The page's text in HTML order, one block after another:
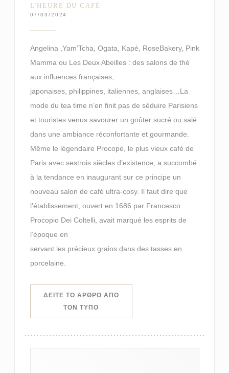
L'HEURE DU CAFÉ
07/03/2024
Angelina ,Yam’Tcha, Ogata, Kapé, RoseBakery, Pink
Mamma ou Les Deux Abeilles : des salons de thé
aux influences françaises,
japonaises, philippines, italiennes, anglaises…La
mode du tea time n’en finit pas de séduire Parisiens
et touristes venus savourer un goûter sucré ou salé
dans une ambiance réconfortante et gourmande.
Même le légendaire Procope, le plus vieux café de
Paris avec sestrois siècles d’existence, a succombé
à la tendance en inaugurant sur ce principe un
nouveau salon de café ultra-cosy. Il faut dire que
l’établissement, ouvert en 1686 par Francesco
Procopio Dei Coltelli, avait marqué les esprits de
l’époque en
servant les précieux grains dans des tasses en
porcelaine.
ΔΕΊΤΕ ΤΟ ΆΡΘΡΟ ΑΠΌ
ΤΟΝ ΤΎΠΟ